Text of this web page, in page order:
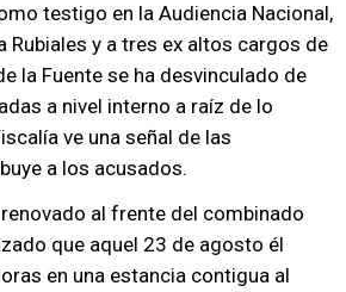
testigo en la Audiencia Nacional,
Rubiales y a tres ex altos cargos de
la Fuente se ha desvinculado de
a nivel interno a raíz de lo
ve una señal de las
a los acusados.
renovado al frente del combinado
que aquel 23 de agosto él
en una estancia contigua al